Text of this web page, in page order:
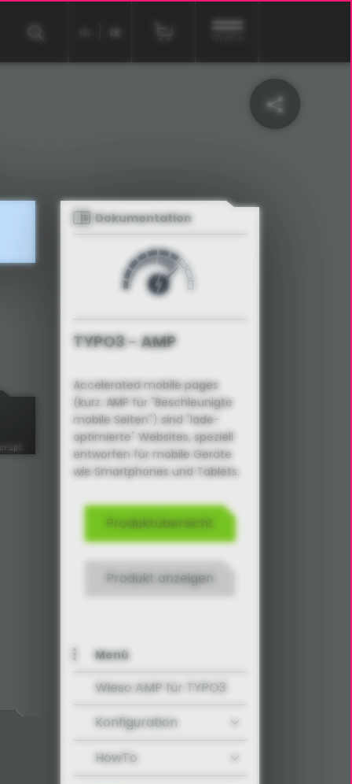
DE
Dokumentation
TYPO3 - AMP
Accelerated mobile pages
(kurz: AMP für "Beschleunigte
mobile Seiten") sind "lade-
optimierte" Websites, speziell
entworfen für mobile Geräte
wie Smartphones und Tablets.
Produktübersicht
Produkt anzeigen
Menü
Wieso AMP für TYPO3
Konfiguration
HowTo